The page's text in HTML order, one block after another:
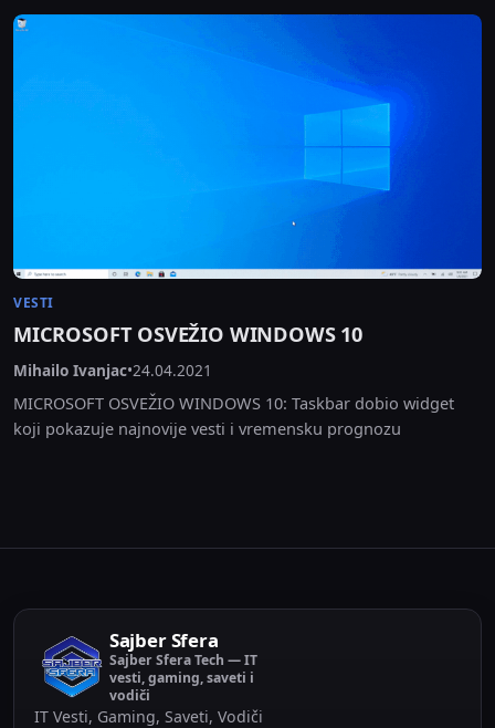
VESTI
MICROSOFT OSVEŽIO WINDOWS 10
Mihailo Ivanjac•24.04.2021
MICROSOFT OSVEŽIO WINDOWS 10: Taskbar dobio widget
koji pokazuje najnovije vesti i vremensku prognozu
Sajber Sfera
Sajber Sfera Tech — IT
vesti, gaming, saveti i
vodiči
IT Vesti, Gaming, Saveti, Vodiči